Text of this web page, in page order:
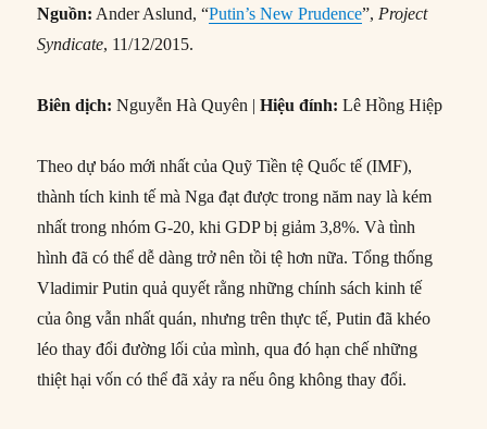
Nguồn: Ander Aslund, “Putin’s New Prudence”, Project
Syndicate, 11/12/2015.
Biên dịch: Nguyễn Hà Quyên |Hiệu đính: Lê Hồng Hiệp
Theo dự báo mới nhất của Quỹ Tiền tệ Quốc tế (IMF),
thành tích kinh tế mà Nga đạt được trong năm nay là kém
nhất trong nhóm G-20, khi GDP bị giảm 3,8%. Và tình
hình đã có thể dễ dàng trở nên tồi tệ hơn nữa. Tổng thống
Vladimir Putin quả quyết rằng những chính sách kinh tế
của ông vẫn nhất quán, nhưng trên thực tế, Putin đã khéo
léo thay đổi đường lối của mình, qua đó hạn chế những
thiệt hại vốn có thể đã xảy ra nếu ông không thay đổi.